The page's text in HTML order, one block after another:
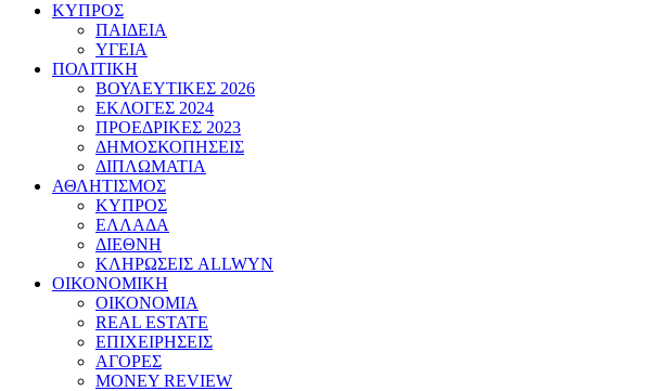
ΚΥΠΡΟΣ
ΠΑΙΔΕΙΑ
ΥΓΕΙΑ
ΠΟΛΙΤΙΚΗ
ΒΟΥΛΕΥΤΙΚΕΣ 2026
ΕΚΛΟΓΕΣ 2024
ΠΡΟΕΔΡΙΚΕΣ 2023
ΔΗΜΟΣΚΟΠΗΣΕΙΣ
ΔΙΠΛΩΜΑΤΙΑ
ΑΘΛΗΤΙΣΜΟΣ
ΚΥΠΡΟΣ
ΕΛΛΑΔΑ
ΔΙΕΘΝΗ
ΚΛΗΡΩΣΕΙΣ ALLWYN
ΟΙΚΟΝΟΜΙΚΗ
ΟΙΚΟΝΟΜΙΑ
REAL ESTATE
ΕΠΙΧΕΙΡΗΣΕΙΣ
ΑΓΟΡΕΣ
MONEY REVIEW